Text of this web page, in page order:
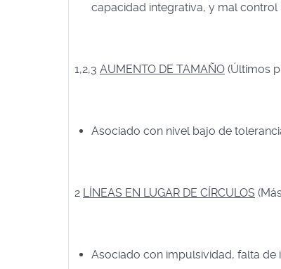
capacidad integrativa, y mal
1,2,3 AUMENTO DE TAMAÑO (Últimos
Asociado con nivel bajo de
2 LÍNEAS EN LUGAR DE CÍRCULOS
Asociado con impulsividad, falta